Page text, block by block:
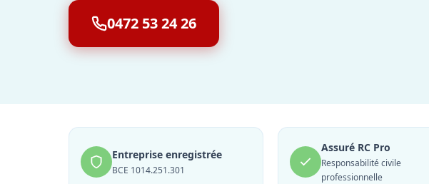
0472 53 24 26
Entreprise enregistrée
BCE 1014.251.301
Assuré RC Pro
Responsabilité civile
professionnelle